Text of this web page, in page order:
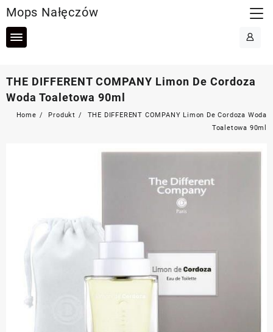
to
content
Mops Nałęczów
THE DIFFERENT COMPANY Limon De Cordoza
Woda Toaletowa 90ml
Home Produkt
THE DIFFERENT COMPANY Limon De Cordoza Woda
Toaletowa 90ml